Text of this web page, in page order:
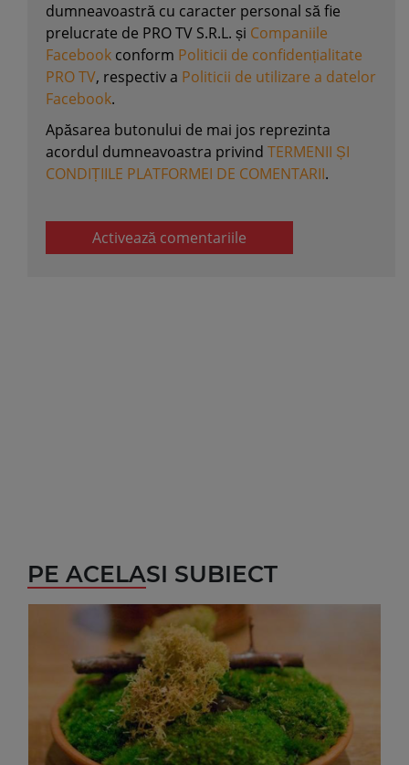
dumneavoastră cu caracter personal să fie
prelucrate de PRO TV S.R.L. și Companiile
Facebook conform Politicii de confidențialitate
PRO TV, respectiv a Politicii de utilizare a datelor
Facebook.
Apăsarea butonului de mai jos reprezinta
acordul dumneavoastra privind TERMENII ȘI
CONDIȚIILE PLATFORMEI DE COMENTARII.
Activează comentariile
PE ACELASI SUBIECT